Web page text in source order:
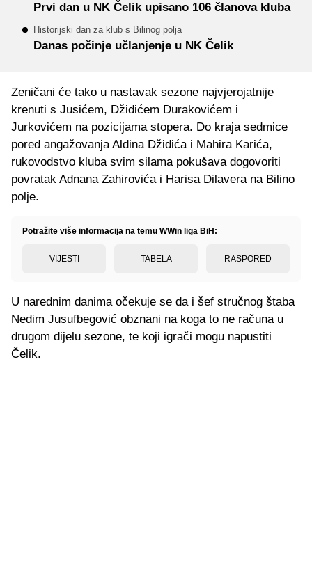
Prvi dan u NK Čelik upisano 106 članova kluba
Historijski dan za klub s Bilinog polja
Danas počinje učlanjenje u NK Čelik
Zeničani će tako u nastavak sezone najvjerojatnije
krenuti s Jusićem, Džidićem Durakovićem i
Jurkovićem na pozicijama stopera. Do kraja sedmice
pored angažovanja Aldina Džidića i Mahira Karića,
rukovodstvo kluba svim silama pokušava dogovoriti
povratak Adnana Zahirovića i Harisa Dilavera na Bilino
polje.
Potražite više informacija na temu WWin liga BiH:
VIJESTI TABELA RASPORED
U narednim danima očekuje se da i šef stručnog štaba
Nedim Jusufbegović obznani na koga to ne računa u
drugom dijelu sezone, te koji igrači mogu napustiti
Čelik.